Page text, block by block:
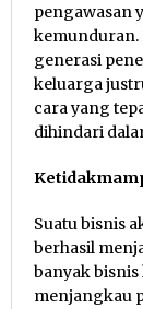
pengawasan
kemunduran.
generasi
keluarga
cara yang
dihindari
Suatu bisnis
berhasil
banyak
menjangkau